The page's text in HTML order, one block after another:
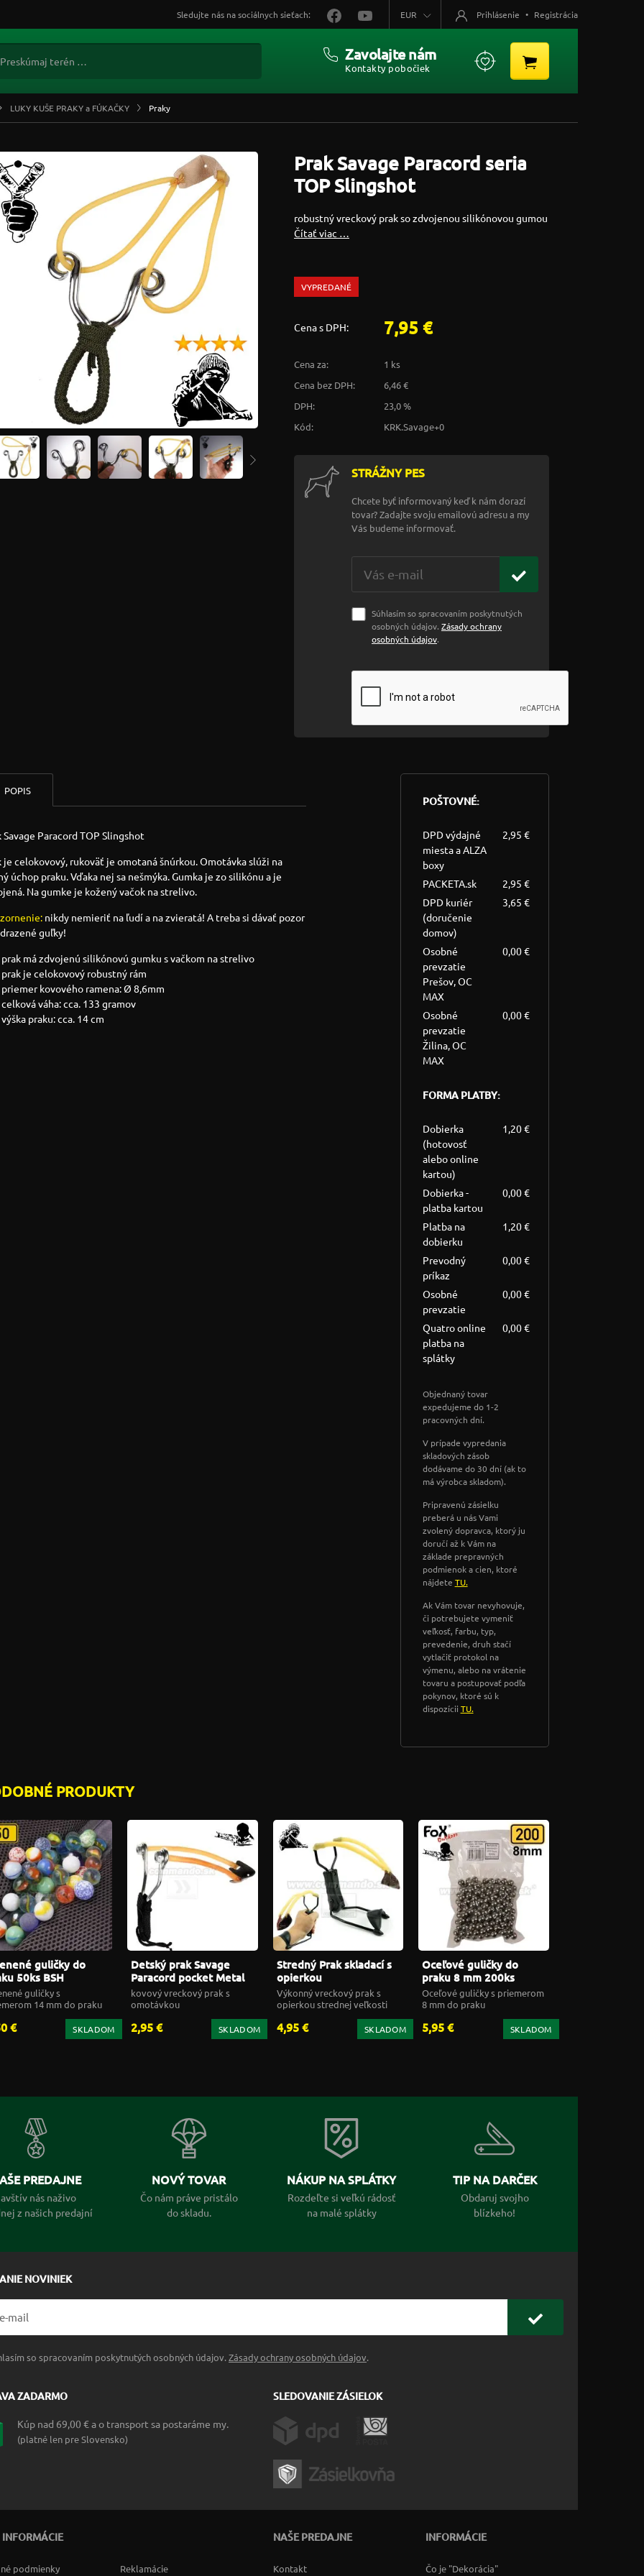
LUKY KUŠE PRAKY a FÚKAČKY Praky
Prak Savage Paracord seria
TOP Slingshot
robustný vreckový prak so zdvojenou silikónovou gumou
Čítať viac …
VYPREDANÉ
Cena s DPH: 7,95 €
Cena za:
1 ks
Cena bez DPH:
6,46 €
DPH:
23,0 %
Kód:
KRK.Savage+0
STRÁŽNY PES
Chcete byť informovaný keď k nám dorazí
tovar? Zadajte svoju emailovú adresu a my
Vás budeme informovať.
Súhlasím so spracovaním poskytnutých
osobných údajov. Zásady ochrany
osobných údajov.
POPIS
Savage Paracord TOP Slingshot
je celokovový, rukoväť je omotaná šnúrkou. Omotávka slúži na
úchop praku. Vďaka nej sa nešmýka. Gumka je zo silikónu a je
Na gumke je kožený vačok na strelivo.
nikdy nemieriť na ľudí a na zvieratá! A treba si dávať pozor
guľky!
prak má zdvojenú silikónovú gumku s vačkom na strelivo
prak je celokovový robustný rám
priemer kovového ramena: Ø 8,6mm
celková váha: cca. 133 gramov
výška praku: cca. 14 cm
POŠTOVNÉ:
DPD výdajné
miesta a ALZA
boxy
2,95 €
PACKETA.sk
2,95 €
DPD kuriér
(doručenie
domov)
3,65 €
Osobné
prevzatie
Prešov, OC
MAX
0,00 €
Osobné
prevzatie
Žilina, OC
MAX
0,00 €
FORMA PLATBY:
Dobierka
(hotovosť
alebo online
kartou)
1,20 €
Dobierka -
platba kartou
0,00 €
Platba na
dobierku
1,20 €
Prevodný
príkaz
0,00 €
Osobné
prevzatie
0,00 €
Quatro online
platba na
splátky
0,00 €
Objednaný tovar
expedujeme do 1-2
pracovných dní.
V prípade vypredania
skladových zásob
dodávame do 30 dní (ak to
má výrobca skladom).
Pripravenú zásielku
preberá u nás Vami
zvolený dopravca, ktorý ju
doručí až k Vám na
základe prepravných
podmienok a cien, ktoré
nájdete TU.
Ak Vám tovar nevyhovuje,
či potrebujete vymeniť
veľkosť, farbu, typ,
prevedenie, druh stačí
vytlačiť protokol na
výmenu, alebo na vrátenie
tovaru a postupovať podľa
pokynov, ktoré sú k
dispozícii TU.
PRODUKTY
guličky do
50ks BSH
guličky s
14 mm do praku
€ SKLADOM
Detský prak Savage
Paracord pocket Metal
Slingshot
kovový vreckový prak s
omotávkou
2,95 € SKLADOM
Stredný Prak skladací s
opierkou
Výkonný vreckový prak s
opierkou strednej veľkosti
4,95 € SKLADOM
Oceľové guličky do
praku 8 mm 200ks
FoxOutdoor
Oceľové guličky s priemerom
8 mm do praku
5,95 € SKLADOM
PREDAJNE
nás naživo
z našich predajní
NOVÝ TOVAR
Čo nám práve pristálo
do skladu.
NÁKUP NA SPLÁTKY
Rozdeľte si veľkú rádosť
na malé splátky
TIP NA DARČEK
Obdaruj svojho
blízkeho!
NOVINIEK
so spracovaním poskytnutých osobných údajov.Zásady ochrany osobných údajov.
ZADARMO
Kúp nad 69,00 € a o transport sa postaráme my.
(platné len pre Slovensko)
SLEDOVANIE ZÁSIELOK
INFORMÁCIE
podmienky Reklamácie
NAŠE PREDAJNE
Kontakt
INFORMÁCIE
Čo je "Dekorácia"
Sledujte nás na sociálnych sieťach: EUR Prihlásenie • Registrácia
Zavolajte nám
Kontakty pobočiek